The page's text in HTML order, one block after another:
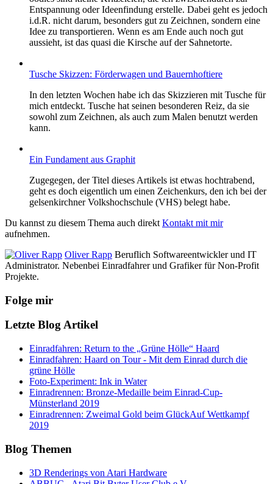
Entspannung oder Ideenfindung erstelle. Dabei geht es jedoch
i.d.R. nicht darum, besonders gut zu Zeichnen, sondern eine
Idee zu transportieren. Wenn es am Ende auch noch gut
aussieht, ist das quasi die Kirsche auf der Sahnetorte.
Tusche Skizzen: Förderwagen und Bauernhoftiere
In den letzten Wochen habe ich das Skizzieren mit Tusche für
mich entdeckt. Tusche hat seinen besonderen Reiz, da sie
sowohl zum Zeichnen, als auch zum Malen benutzt werden
kann.
Ein Fundament aus Graphit
Zugegegen, der Titel dieses Artikels ist etwas hochtrabend,
geht es doch eigentlich um einen Zeichenkurs, den ich bei der
gelsenkirchner Volkshochschule (VHS) belegt habe.
Du kannst zu diesem Thema auch direkt Kontakt mit mir
aufnehmen.
Oliver Rapp Beruflich Softwareentwickler und IT
Administrator. Nebenbei Einradfahrer und Grafiker für Non-Profit
Projekte.
Folge mir
Letzte Blog Artikel
Einradfahren: Return to the „Grüne Hölle“ Haard
Einradfahren: Haard on Tour - Mit dem Einrad durch die
grüne Hölle
Foto-Experiment: Ink in Water
Einradrennen: Bronze-Medaille beim Einrad-Cup-
Münsterland 2019
Einradrennen: Zweimal Gold beim GlückAuf Wettkampf
2019
Blog Themen
3D Renderings von Atari Hardware